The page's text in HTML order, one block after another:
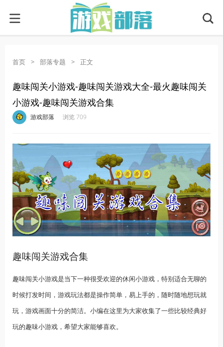
首页 > 部落专题 > 正文
趣味闯关小游戏-趣味闯关游戏大全-最火趣味闯关
小游戏-趣味闯关游戏合集
游戏部落 浏览 709
趣味闯关游戏合集
趣味闯关小游戏是当下一种很受欢迎的休闲小游戏，特别适合无聊的
时候打发时间，游戏玩法都是操作简单，易上手的，随时随地想玩就
玩，游戏画面十分的简洁。小编在这里为大家收集了一些比较经典好
玩的趣味小游戏，希望大家能够喜欢。